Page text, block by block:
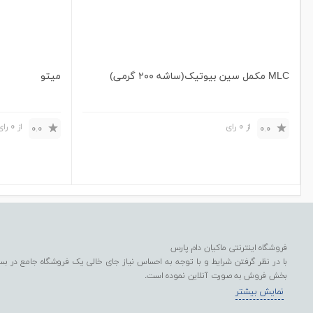
MLC مکمل سین بیوتیک(ساشه ۲۰۰ گرمی)
0.0 از 0 رای
میتو
0.0 از 0 رای
فروشگاه اینترنتی ماکیان دام پارس
با در نظر گرفتن شرایط و با توجه به احساس نیاز جای خالی یک فروشگاه جامع در
بخش فروش به صورت آنلاین نموده است.
هدف از راه اندازی این سامانه اینترنتی، تحقق برنامه‌های ستاد کرونا به منظور
نمایش بیشتر